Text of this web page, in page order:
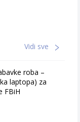
Vidi sve
roba –
laptopa) za
FBiH